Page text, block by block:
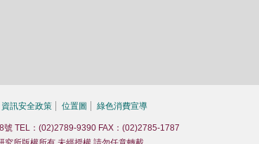
資訊安全政策 位置圖 綠色消費宣導
號 TEL：(02)2789-9390 FAX：(02)2785-1787